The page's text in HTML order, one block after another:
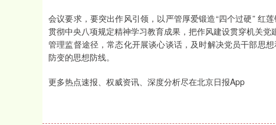
会议要求，要突出作风引领，以严管厚爱锻造“四个过硬” 红
贯彻中央八项规定精神学习教育成果，把作风建设贯穿机关
管理监督途径，常态化开展谈心谈话，及时解决党员干部思
防变的思想防线。
更多热点速报、权威资讯、深度分析尽在北京日报App